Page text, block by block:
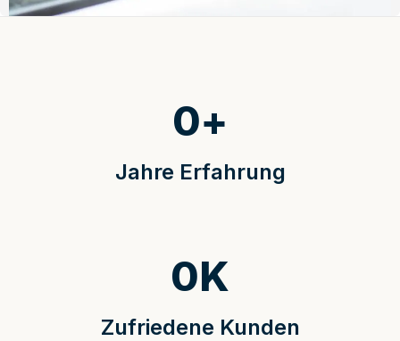
Jahre Erfahrung
0+
Zufriedene Kunden
0K